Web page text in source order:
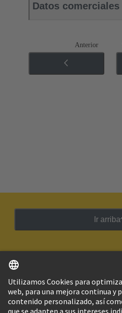
Datos comerciales
Anterior
Ir arriba
Argentina Español